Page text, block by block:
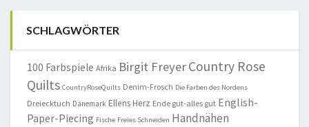
SCHLAGWÖRTER
100 Farbspiele Afrika Birgit FreyerCountry Rose
Quilts CountryRoseQuilts Denim-Frosch Die Farben des Nordens
Dreiecktuch Dänemark Ellens Herz Ende gut-alles gut English-
Paper-Piecing Fische Freies Schneiden Handnähen